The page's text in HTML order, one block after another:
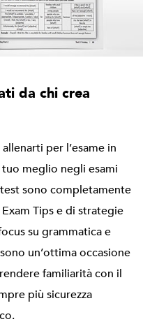
da chi crea
per l’esame in
meglio negli esami
sono completamente
Tips e di strategie
su grammatica e
un’ottima occasione
familiarità con il
più sicurezza